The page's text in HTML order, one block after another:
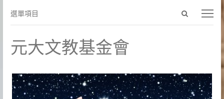
Open
search
選
目
選單項目
元大文教基金會